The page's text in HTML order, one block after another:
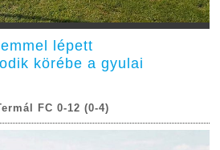
lépett
körébe a gyulai
FC 0-12 (0-4)